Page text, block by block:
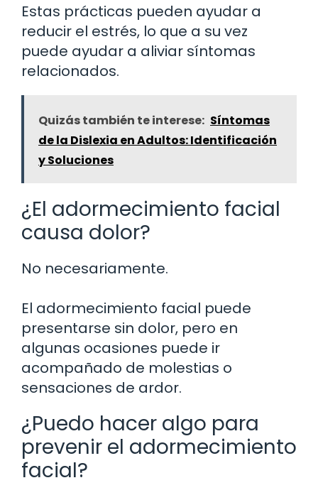
Estas prácticas pueden ayudar a
reducir el estrés, lo que a su vez
puede ayudar a aliviar síntomas
relacionados.
Quizás también te interese: Síntomas
de la Dislexia en Adultos: Identificación
y Soluciones
¿El adormecimiento facial
causa dolor?
No necesariamente.
El adormecimiento facial puede
presentarse sin dolor, pero en
algunas ocasiones puede ir
acompañado de molestias o
sensaciones de ardor.
¿Puedo hacer algo para
prevenir el adormecimiento
facial?